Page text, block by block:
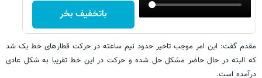
باتخفیف بخر
مقدم گفت: این امر موجب تاخیر حدود نیم ساعته در حرکت قطارهای خط یک شد
که البته در حال حاضر مشکل حل شده و حرکت در این خط تقریبا به شکل عادی
درآمده است.